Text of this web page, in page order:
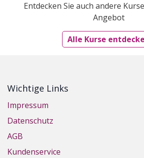
Entdecken Sie auch andere
Angebot
Alle Kurse
Wichtige Links
Impressum
Datenschutz
AGB
Kundenservice